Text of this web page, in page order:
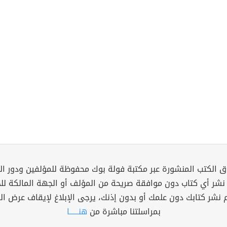
الكتب المنشورة عبر مكتبة فولة بوك محفوظة للمؤلفين ودور
نشر أي كتاب دون موافقة صريحة من المؤلف أو الجهة المالكة
نشر كتابك دون علمك أو بدون إذنك، يرجى الإبلاغ لإيقاف عرض
بمراسلتنا مباشرة من هنــــــا